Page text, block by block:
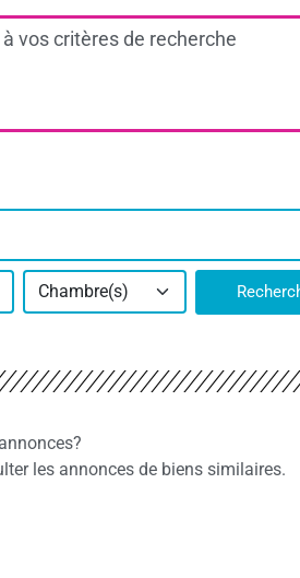
vos critères de recherche
Chambre(s)
les annonces de biens similaires.